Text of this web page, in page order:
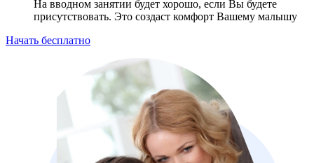
На вводном занятии будет хорошо, если Вы будете
присутствовать. Это создаст комфорт Вашему малышу
Начать бесплатно